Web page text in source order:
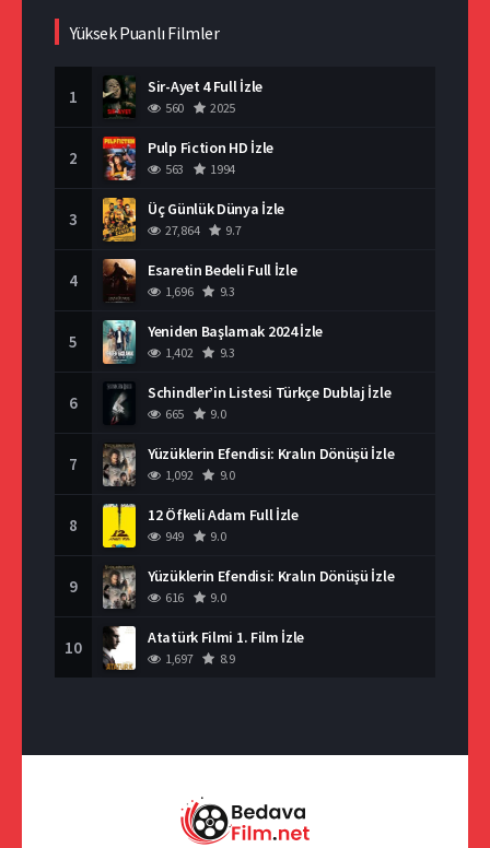
Yüksek Puanlı Filmler
1 Sir-Ayet 4 Full İzle
560 2025
2 Pulp Fiction HD İzle
563 1994
3 Üç Günlük Dünya İzle
27,864 9.7
4 Esaretin Bedeli Full İzle
1,696 9.3
5 Yeniden Başlamak 2024 İzle
1,402 9.3
6 Schindler’in Listesi Türkçe Dublaj İzle
665 9.0
7 Yüzüklerin Efendisi: Kralın Dönüşü İzle
1,092 9.0
8 12 Öfkeli Adam Full İzle
949 9.0
9 Yüzüklerin Efendisi: Kralın Dönüşü İzle
616 9.0
10 Atatürk Filmi 1. Film İzle
1,697 8.9